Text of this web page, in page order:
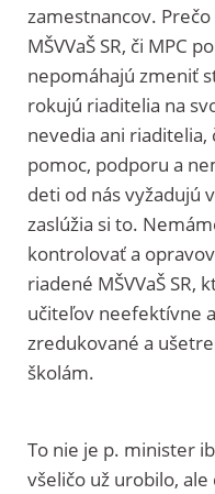
zamestnancov.
MŠVVaŠ SR, či MPC
nepomáhajú zmeniť
rokujú riaditelia na
nevedia ani
pomoc, podporu a
deti od nás vyžadujú
zaslúžia si to.
kontrolovať a
riadené MŠVVaŠ SR,
učiteľov neefektívne
zredukované a
školám.
To nie je p. minister
všeličo už urobilo,